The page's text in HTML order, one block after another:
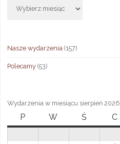
Nasze wydarzenia (157)
Polecamy(53)
Wydarzenia w miesiącu sierpień 2026
Pponiedziałek
W wtorekŚśroda C